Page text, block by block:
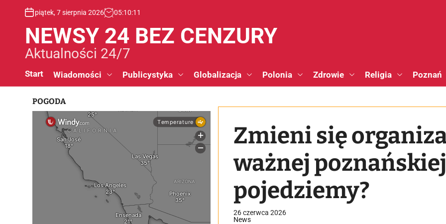
piątek, 7 sierpnia 2026 05:10:12
NEWSY 24 BEZ CENZURY
Aktualności 24/7
Start Wiadomości Publicystyka Globalizacja Polonia Zdrowie Religia Poznań
Zmieni się
ważnej
pojedziemy?
26 czerwca 2026
News
POGODA